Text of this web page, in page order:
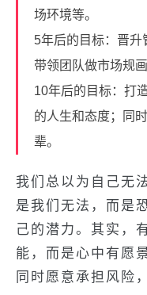
场环境等。
5年后的目标：晋升
带领团队做市场规画
10年后的目标：打
的人生和态度；同
辈。
我们总以为自己无
是我们无法，而是
己的潜力。其实，
能，而是心中有愿
同时愿意承担风险